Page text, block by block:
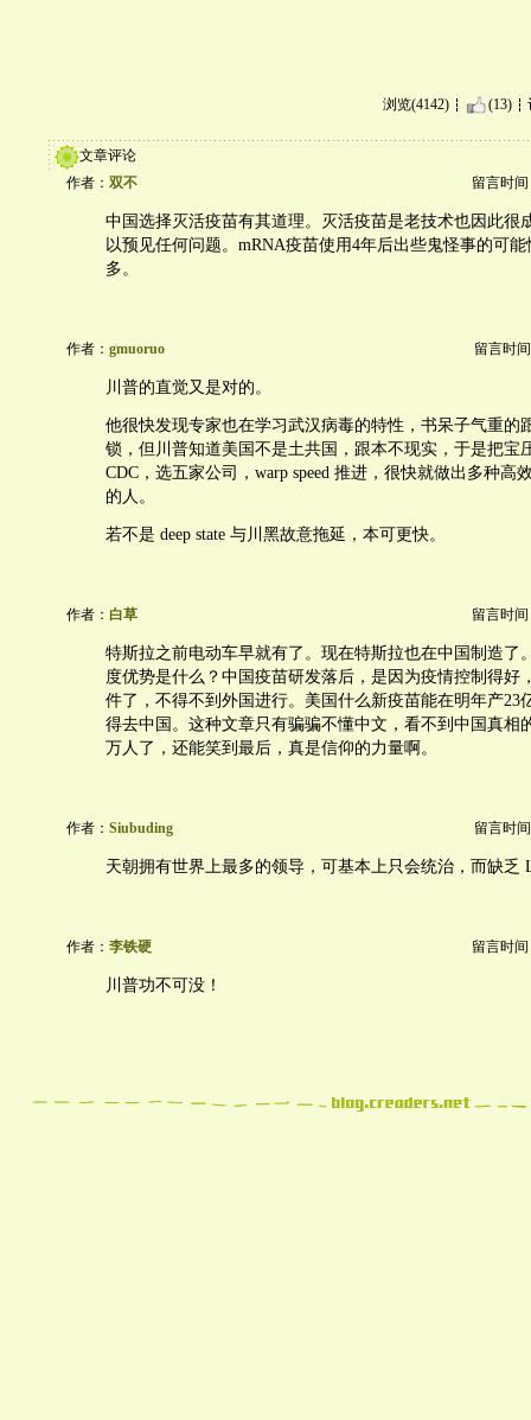
浏览(4142) (13)
文章评论
作者： 双不 留言时间
中国选择灭活疫苗有其道理。灭活疫苗是老技术也因此很
以预见任何问题。mRNA疫苗使用4年后出些鬼怪事的可
多。
作者： gmuoruo 留言时
川普的直觉又是对的。
他很快发现专家也在学习武汉病毒的特性，书呆子气重的
锁，但川普知道美国不是土共国，跟本不现实，于是把宝
CDC，选五家公司，warp speed 推进，很快就做出多种高
的人。
若不是 deep state 与川黑故意拖延，本可更快。
作者： 白草 留言时间
特斯拉之前电动车早就有了。现在特斯拉也在中国制造了
度优势是什么？中国疫苗研发落后，是因为疫情控制得好
件了，不得不到外国进行。美国什么新疫苗能在明年产23
得去中国。这种文章只有骗骗不懂中文，看不到中国真相
万人了，还能笑到最后，真是信仰的力量啊。
作者： Siubuding 留言时
天朝拥有世界上最多的领导，可基本上只会统治，而缺乏
作者： 李铁硬 留言时间
川普功不可没！